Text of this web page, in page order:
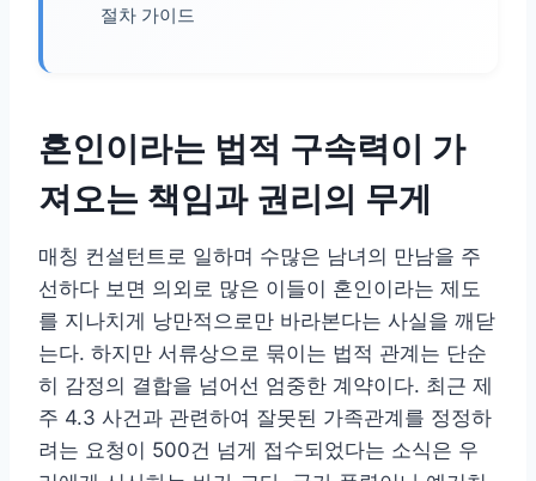
절차 가이드
혼인이라는 법적 구속력이 가
져오는 책임과 권리의 무게
매칭 컨설턴트로 일하며 수많은 남녀의 만남을 주
선하다 보면 의외로 많은 이들이 혼인이라는 제도
를 지나치게 낭만적으로만 바라본다는 사실을 깨닫
는다. 하지만 서류상으로 묶이는 법적 관계는 단순
히 감정의 결합을 넘어선 엄중한 계약이다. 최근 제
주 4.3 사건과 관련하여 잘못된 가족관계를 정정하
려는 요청이 500건 넘게 접수되었다는 소식은 우